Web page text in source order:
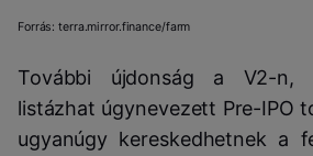
Forrás: terra.mirror.finance/farm
További újdonság a V2-
listázhat úgynevezett Pre-IPO
ugyanúgy kereskedhetnek a